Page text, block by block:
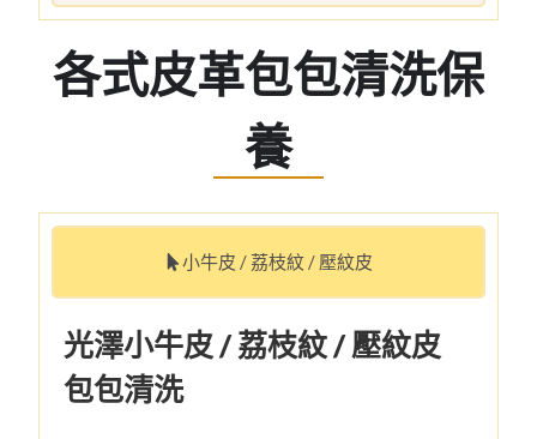
各式皮革包包清洗保
養
小牛皮 / 荔枝紋 / 壓紋皮
光澤小牛皮 / 荔枝紋 / 壓紋皮
包包清洗